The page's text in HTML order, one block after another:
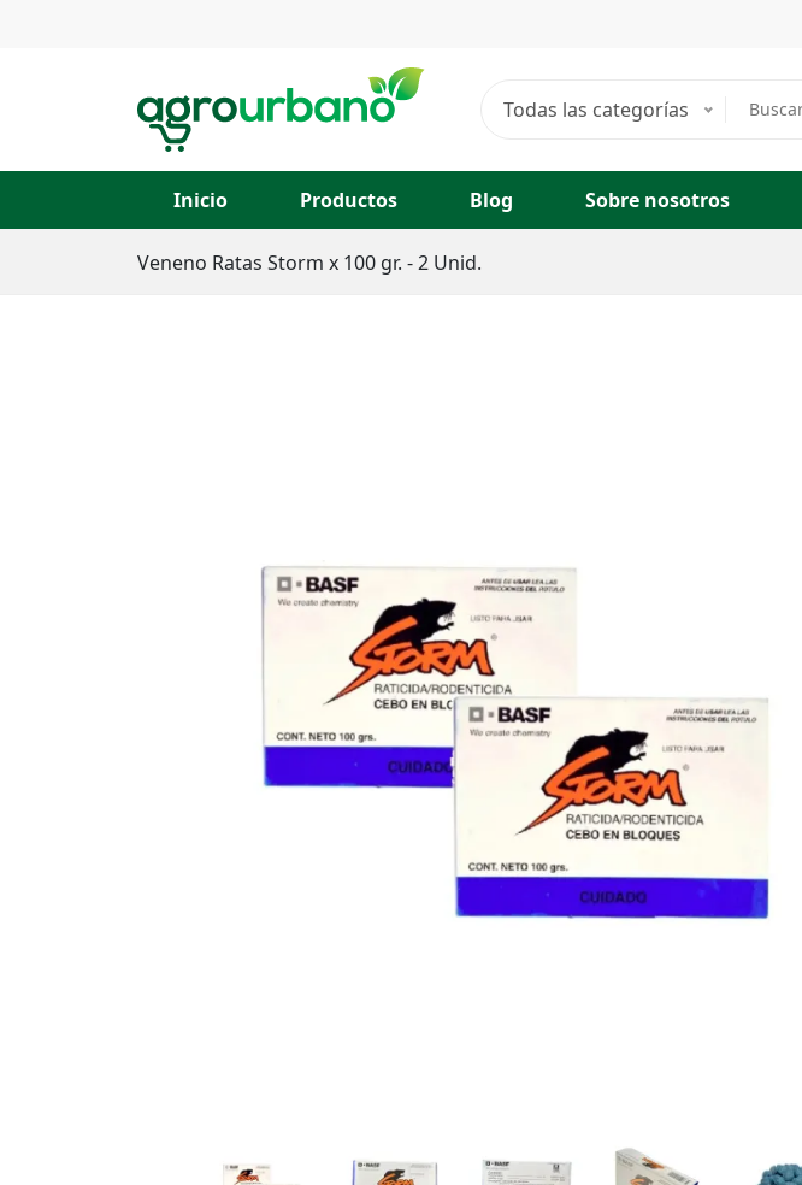
Todas las categorías
Inicio Productos Blog Sobre nosotros
Veneno Ratas Storm x 100 gr. - 2 Unid.